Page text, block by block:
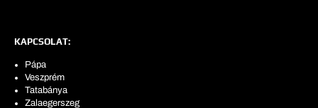
KAPCSOLAT:
Pápa
Veszprém
Tatabánya
Zalaegerszeg